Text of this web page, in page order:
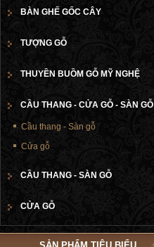
BÀN GHẾ GỐC CÂY
TƯỢNG GỖ
THUYỀN BUỒM GỖ MỸ NGHỆ
CẦU THANG - CỬA GỖ - SÀN GỖ
Cầu thang - Sàn gỗ
Cửa gỗ
CẦU THANG - SÀN GỖ
CỬA GỖ